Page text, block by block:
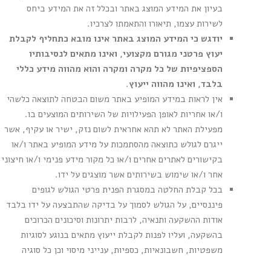
בעיון את המידע המוצג באתר ובכלל זה את המידע ביחס
לשירות עצמו, תיאורו והתאמתו לצרכיו.
יודגש כי המידע המוצג באתר אינו מובא כתחליף לקבלת
יעוץ פרטני מגורם מקצועי, ואינו מתאים לנסיבותיו
הספציפיות של כל מקרה ומקרה והוא מהווה מידע כללי
בלבד, ואינו מהווה ייעוץ.
אין לראות במידע המופיע באתר משום הבטחה לתוצאה כלשהי
ו/או אחריות לאופן הפעילויות של השירותים המוצעים בו.
מפעילת האתר לא תהא אחראית לשום נזק, ישיר או עקיף, אשר
ייגרם לגולש כתוצאה מהסתמכות על מידע המופיע באתר ו/או
בקישורים לאתרים אחרים ו/או כל מקור מידע פנימי ו/או חיצוני
אחר ו/או שימוש בשירותים אשר מוצגים על ידו.
בכל קבלת החלטה במסגרת הפנית פרטי הגולש לגופים
פיננסיים, על הגולש לסמוך על בדיקה שהתבצעה על ידו בלבד
אודות ההשקעה ותנאיה, לרבות יתרונות וסיכונים הכרוכים
בהשקעה, ועליו לפנות לקבלת ייעוץ מתאים בנוגע לסוגיות
משפטיות, חשבונאיות, כספיות, ענייני מיסוי וכן כל סוגיה